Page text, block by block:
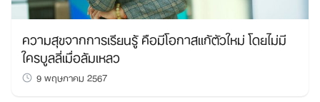
ความสุขจากการเรียนรู้ คือมีโอกาสแก้ตัวใหม่ โดยไม่มี
ใครบูลลี่เมื่อล้มเหลว
9 พฤษภาคม 2567